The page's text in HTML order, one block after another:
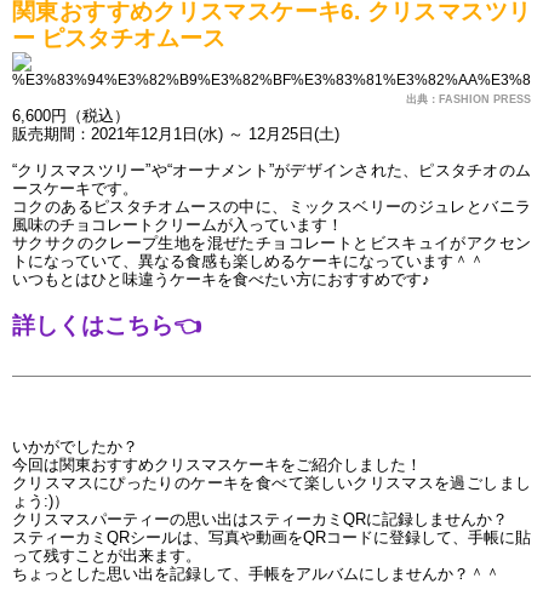
関東おすすめクリスマスケーキ6. クリスマスツリ
ー ピスタチオムース
出典：FASHION PRESS
6,600円（税込）
販売期間：2021年12月1日(水) ～ 12月25日(土)
“クリスマスツリー”や“オーナメント”がデザインされた、ピスタチオのム
ースケーキです。
コクのあるピスタチオムースの中に、ミックスベリーのジュレとバニラ
風味のチョコレートクリームが入っています！
サクサクのクレープ生地を混ぜたチョコレートとビスキュイがアクセン
トになっていて、異なる食感も楽しめるケーキになっています＾＾
いつもとはひと味違うケーキを食べたい方におすすめです♪
詳しくはこちら👈
いかがでしたか？
今回は関東おすすめクリスマスケーキをご紹介しました！
クリスマスにぴったりのケーキを食べて楽しいクリスマスを過ごしまし
ょう:)）
クリスマスパーティーの思い出はスティーカミQRに記録しませんか？
スティーカミQRシールは、写真や動画をQRコードに登録して、手帳に貼
って残すことが出来ます。
ちょっとした思い出を記録して、手帳をアルバムにしませんか？＾＾